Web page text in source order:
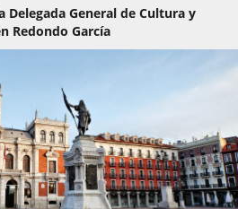
Delegada General de Cultura y
Redondo García